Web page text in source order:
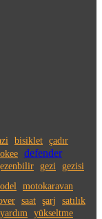
bisiklet çadır
defender
gezi
gezisi
motokaravan
saat şarj
satılık
yardım yükseltme